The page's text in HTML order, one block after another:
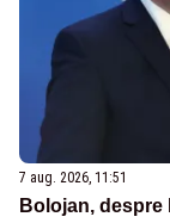
7 aug. 2026, 11:51
Bolojan, despre